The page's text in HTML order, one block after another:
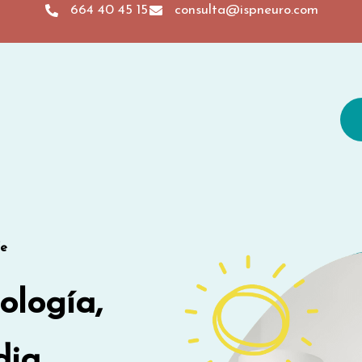
664 40 45 15 consulta@ispneuro.com